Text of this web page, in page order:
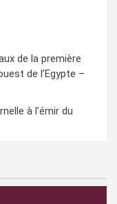
de la première
de l’Egypte –
à l’émir du